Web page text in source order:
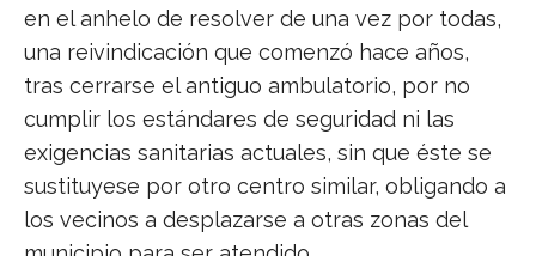
en el anhelo de resolver de una vez por todas,
una reivindicación que comenzó hace años,
tras cerrarse el antiguo ambulatorio, por no
cumplir los estándares de seguridad ni las
exigencias sanitarias actuales, sin que éste se
sustituyese por otro centro similar, obligando a
los vecinos a desplazarse a otras zonas del